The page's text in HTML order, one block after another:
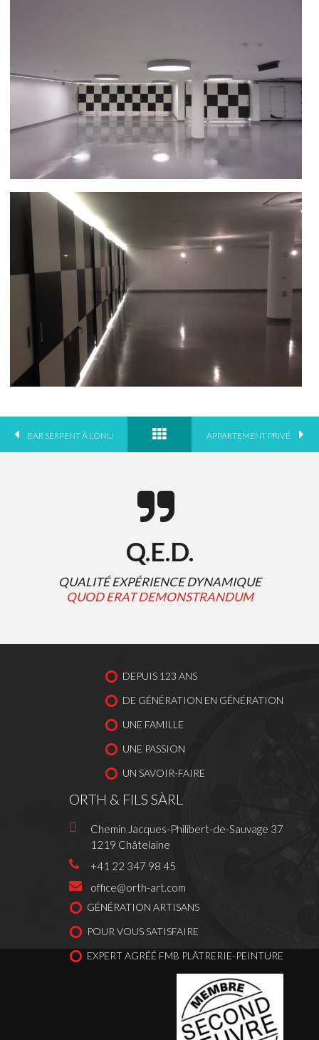
BAR SERPENT À L’ONU APPARTEMENT PRIVÉ
Q.E.D.
QUALITÉ EXPÉRIENCE DYNAMIQUE
QUOD ERAT DEMONSTRANDUM
DEPUIS 123 ANS
DE GÉNÉRATION EN GÉNÉRATION
UNE FAMILLE
UNE PASSION
UN SAVOIR-FAIRE
ORTH & FILS SÀRL
Chemin Jacques-Philibert-de-Sauvage 37
1219 Châtelaine
+41 22 347 98 45
office@orth-art.com
GÉNÉRATION ARTISANS
POUR VOUS SATISFAIRE
EXPERT AGRÉÉ FMB PLÂTRERIE-PEINTURE